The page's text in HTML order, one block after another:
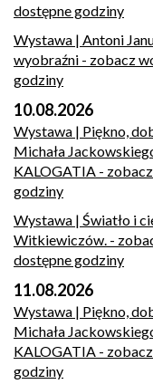
dostępne godziny
Wystawa | Antoni
wyobraźni - zobacz
godziny
10.08.2026
Wystawa | Piękno,
Michała
KALOGATIA -
godziny
Wystawa | Światło i
Witkiewiczów. -
dostępne godziny
11.08.2026
Wystawa | Piękno,
Michała
KALOGATIA -
godziny